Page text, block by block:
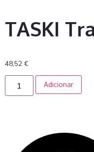
TASKI
48,52 €
Adicionar